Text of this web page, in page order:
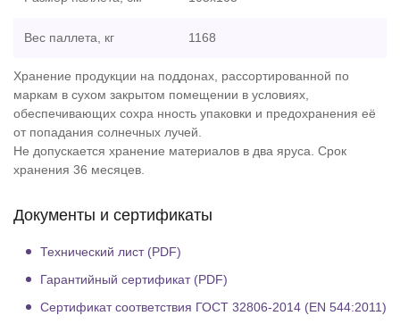
Вес паллета, кг 1168
Хранение продукции на поддонах, рассортированной по
маркам в сухом закрытом помещении в условиях,
обеспечивающих сохра нность упаковки и предохранения её
от попадания солнечных лучей.
Не допускается хранение материалов в два яруса. Срок
хранения 36 месяцев.
Документы и сертификаты
Технический лист (PDF)
Гарантийный сертификат (PDF)
Сертификат соответствия ГОСТ 32806-2014 (EN 544:2011)